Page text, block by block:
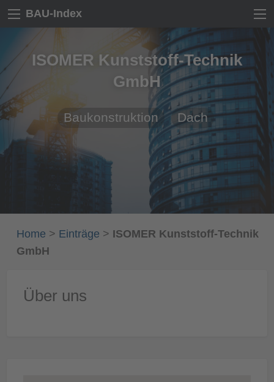
BAU-Index
ISOMER Kunststoff-Technik
GmbH
Baukonstruktion Dach
Home > Einträge > ISOMER Kunststoff-Technik
GmbH
Über uns